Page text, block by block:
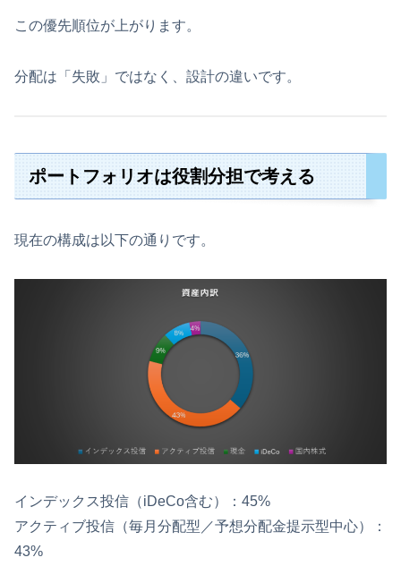
この優先順位が上がります。
分配は「失敗」ではなく、設計の違いです。
ポートフォリオは役割分担で考える
現在の構成は以下の通りです。
インデックス投信（iDeCo含む）：45%
アクティブ投信（毎月分配型／予想分配金提示型中心）：
43%